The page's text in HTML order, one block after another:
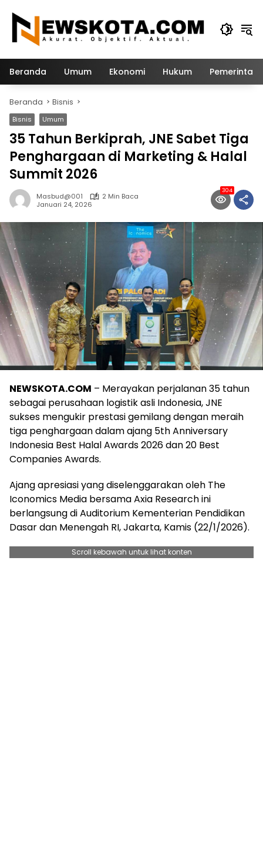
konten
Beranda Umum Ekonomi Hukum
Beranda Bisnis
Bisnis Umum
35 Tahun Berkiprah, JNE Sabet Tiga
Penghargaan di Marketing & Halal
Summit 2026
Masbud@001
2 Min Baca
Januari 24, 2026
304
NEWSKOTA.COM – Merayakan perjalanan 35 tahun
sebagai perusahaan logistik asli Indonesia, JNE
sukses mengukir prestasi gemilang dengan meraih
tiga penghargaan dalam ajang 5th Anniversary
Indonesia Best Halal Awards 2026 dan 20 Best
Companies Awards.
Ajang apresiasi yang diselenggarakan oleh The
Iconomics Media bersama Axia Research ini
berlangsung di Auditorium Kementerian Pendidikan
Dasar dan Menengah RI, Jakarta, Kamis (22/1/2026).
Scroll kebawah untuk lihat konten